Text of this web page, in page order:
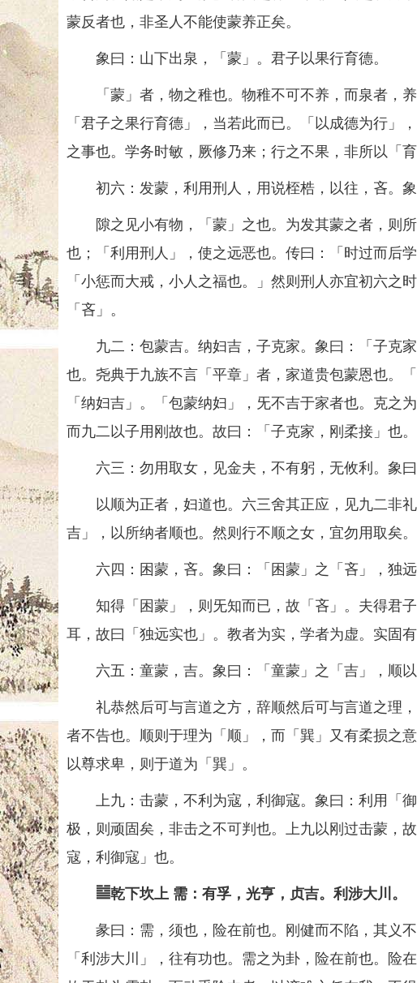
蒙反者也，非圣人不能使蒙养正矣。
象曰：山下出泉，「蒙」。君子以果行育德。
「蒙」者，物之稚也。物稚不可不养，而泉者，养
「君子之果行育德」，当若此而已。「以成德为行
之事也。学务时敏，厥修乃来；行之不果，非所以「育
初六：发蒙，利用刑人，用说桎梏，以往，吝。象
隙之见小有物，「蒙」之也。为发其蒙之者，则所
也；「利用刑人」，使之远恶也。传曰：「时过而后
「小惩而大戒，小人之福也。」然则刑人亦宜初六
「吝」。
九二：包蒙吉。纳妇吉，子克家。象曰：「子克家
也。尧典于九族不言「平章」者，家道贵包蒙恩也。
「纳妇吉」。「包蒙纳妇」，旡不吉于家者也。克之
而九二以子用刚故也。故曰：「子克家，刚柔接」也。
六三：勿用取女，见金夫，不有躬，无攸利。象曰
以顺为正者，妇道也。六三舍其正应，见九二非礼
吉」，以所纳者顺也。然则行不顺之女，宜勿用取矣。
六四：困蒙，吝。象曰：「困蒙」之「吝」，独远
知得「困蒙」，则旡知而已，故「吝」。夫得君子
耳，故曰「独远实也」。教者为实，学者为虚。实固
六五：童蒙，吉。象曰：「童蒙」之「吉」，顺以
礼恭然后可与言道之方，辞顺然后可与言道之理，
者不告也。顺则于理为「顺」，而「巽」又有柔损之
以尊求卑，则于道为「巽」。
上九：击蒙，不利为寇，利御寇。象曰：利用「御
极，则顽固矣，非击之不可判也。上九以刚过击蒙，
寇，利御寇」也。
䷄乾下坎上 需：有孚，光亨，贞吉。利涉大川。
彖曰：需，须也，险在前也。刚健而不陷，其义不
「利涉大川」，往有功也。需之为卦，险在前也。险